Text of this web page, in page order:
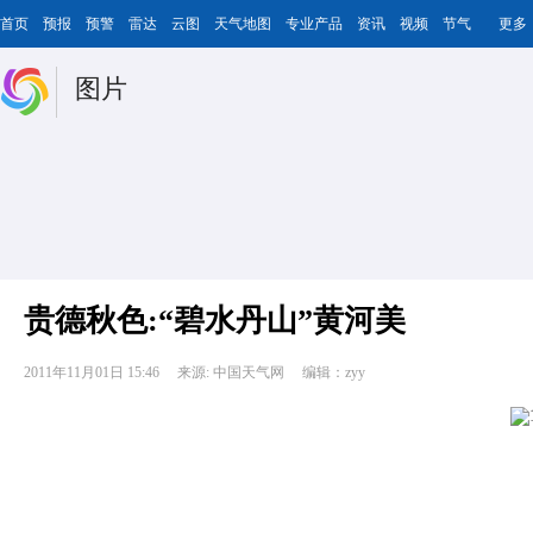
首页 预报 预警 雷达 云图 天气地图 专业产品 资讯 视频 节气 更多
图片
贵德秋色:“碧水丹山”黄河美
2011年11月01日 15:46 来源: 中国天气网 编辑：zyy